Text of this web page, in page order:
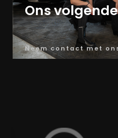
Ons
Neem contact met